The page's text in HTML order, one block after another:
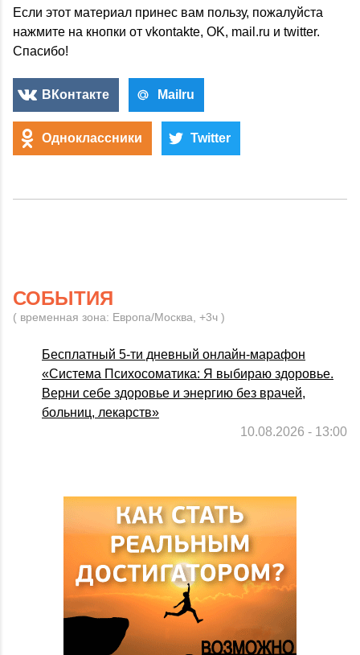
Если этот материал принес вам пользу, пожалуйста
нажмите на кнопки от vkontakte, OK, mail.ru и twitter.
Спасибо!
ВКонтакте Mailru
Одноклассники Twitter
СОБЫТИЯ
( временная зона: Европа/Москва, +3ч )
Бесплатный 5-ти дневный онлайн-марафон
«Система Психосоматика: Я выбираю здоровье.
Верни себе здоровье и энергию без врачей,
больниц, лекарств»
10.08.2026 - 13:00